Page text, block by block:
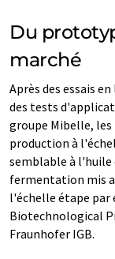
Du
marché
Après des essais
des tests
groupe Mibelle,
production à
semblable à l'huile
fermentation mis
l'échelle étape par
Biotechnological
Fraunhofer IGB.